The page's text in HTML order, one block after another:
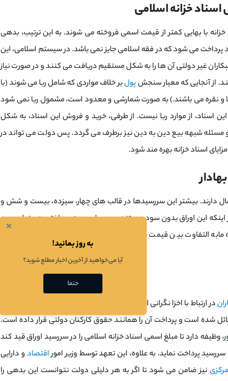
خزانه اسلامی
با بهایی کمتر از قیمت اسمی فروخته می شوند. به این ترتیب، بدهی
می شود که در فقه اسلامی جایز نمی باشد. در سیستم اسلامی، این
غیر دولتی آن ها را به شکل مستقیم دریافت می کنند و در صورت نیاز
از آنجایی که معیار سنجشپولبر خلاف مواردی که شامل ربا می شوند (با
و نقره می باشند.) به صورت شمارشی و معدود است، مشمول ربا نمی شود
اسناد، از موارد ربا نیست. از طرفی، خرید و فروش این اسناد، به شکل
و مسئله شبهه بیع دین به دین نیز برطرف می گردد. پس دولت می تواند در
اسناد خزانه بهره مند شود.
دارند. بیشتر این سررسیدها در قالب های چهار، سیزده، بیست و شش و
این اوراق بدون سود هستند و در میان دوره، پرداختی به عنوان سود
التفاوت بین قیمت خرید این اوراق و ارزش اسمی مشخص شده در
در ارتباط با اخزا نگرانی از بابت عدم انجام تعهدات دولت در زمان سررسید
شده است و پرداخت آن را همانند حقوق کارکنان دولتی قرار داده است.
وظیفه دارد تا مبلغ اسمی اسناد خزانه اسلامی را در سررسید اوراق قید کند
سررسید پرداخت نماید. به علاوه، این تعهد توسط وزیر اموراقتصاد و دارایی
نیز ضامن می شود تا اگر به هر دلیلی دولت نتوانست این بدهی را
×
به روز بمانید!
آیا می‌خواهید از آخرین اخبار مطلع شوید؟
حتما